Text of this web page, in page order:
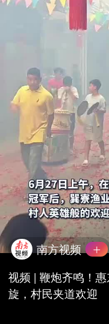
南方视频
视频 | 鞭炮齐鸣！
旋，村民夹道欢迎